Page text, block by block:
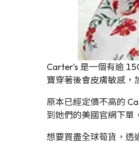
Carter’s 是一個有逾
寶穿著後會皮膚敏感，
原本已經定價不高的
到她們的美國官網下單
想要買盡全球筍貨，透